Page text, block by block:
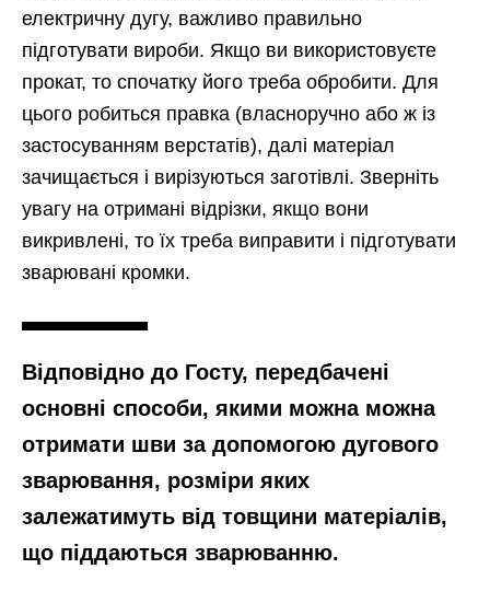
електричну дугу, важливо правильно
підготувати вироби. Якщо ви використовуєте
прокат, то спочатку його треба обробити. Для
цього робиться правка (власноручно або ж із
застосуванням верстатів), далі матеріал
зачищається і вирізуються заготівлі. Зверніть
увагу на отримані відрізки, якщо вони
викривлені, то їх треба виправити і підготувати
зварювані кромки.
Відповідно до Госту, передбачені
основні способи, якими можна можна
отримати шви за допомогою дугового
зварювання, розміри яких
залежатимуть від товщини матеріалів,
що піддаються зварюванню.